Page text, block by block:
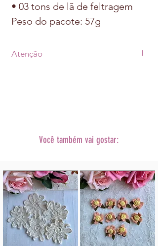
• 03 tons de lã de feltragem
Peso do pacote: 57g
Atenção
• A decoração não acompanha o
Você também vai gostar: